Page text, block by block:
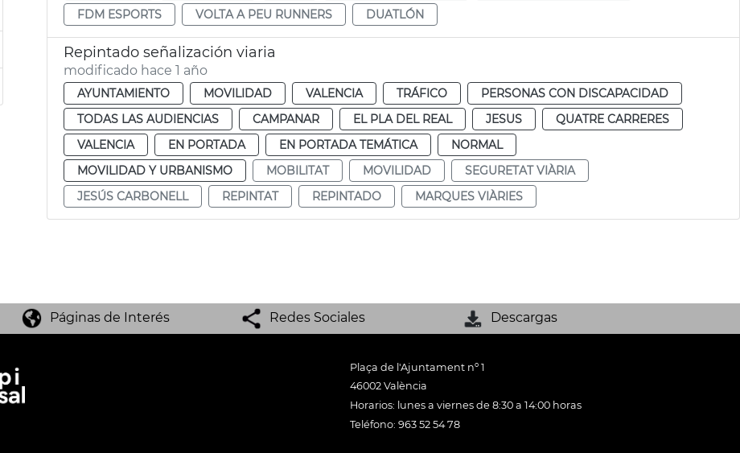
FDM ESPORTS
VOLTA A PEU RUNNERS DUATLÓN
Repintado señalización viaria
modificado hace 1 año
AYUNTAMIENTO MOVILIDAD VALENCIA TRÁFICO
PERSONAS CON DISCAPACIDAD
TODAS LAS AUDIENCIAS
CAMPANAR EL PLA DEL REAL JESUS
QUATRE CARRERES
VALENCIA
EN PORTADA EN PORTADA TEMÁTICA
NORMAL
MOVILIDAD Y URBANISMO
MOBILITAT MOVILIDAD
SEGURETAT VIÀRIA
JESÚS CARBONELL
REPINTAT REPINTADO MARQUES VIÀRIES
Páginas de Interés Redes Sociales Descargas
Plaça de l'Ajuntament nº 1
46002 València
Horarios: lunes a viernes de 8:30 a 14:00 horas
Teléfono: 963 52 54 78